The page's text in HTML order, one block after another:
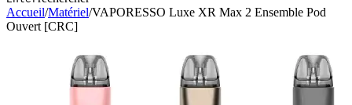
Accueil/Matériel/VAPORESSO Luxe XR Max 2 Ensemble Pod
Ouvert [CRC]